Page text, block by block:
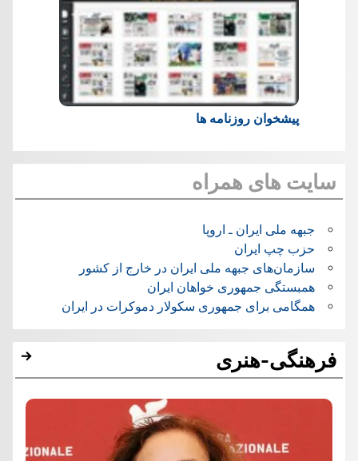
پیشخوان روزنامه ها
سایت های همراه
جبهه ملی ایران ـ اروپا
حزب چپ ایران
سازمان‌های جبهه ملی ایران در خارج از کشور
همبستگی جمهوری خواهان ایران
همگامی برای جمهوری سکولار دموکرات در ایران
فرهنگی-هنری